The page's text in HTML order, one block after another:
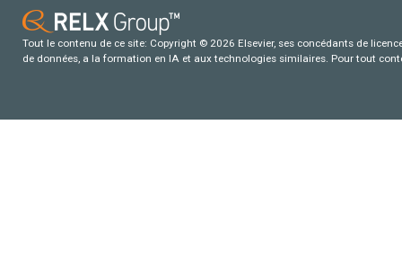
Tout le contenu de ce site: Copyright © 2026 Elsevier, ses concédants de
de données, a la formation en IA et aux technologies similaires. Pour tout